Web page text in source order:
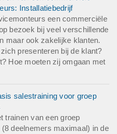
Installatiebedrijf
een commerciële
bezoek bij veel verschillende
maar ook zakelijke klanten.
presenteren bij de klant?
Hoe moeten zij omgaan met
salestraining voor groep
trainen van een groep
deelnemers maximaal) in de